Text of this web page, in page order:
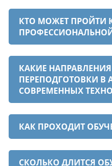
КТО МОЖЕТ ПРОЙТИ
КАКИЕ
ПЕРЕПОДГОТОВКИ В
СОВРЕМЕННЫХ
КАК ПРОХОДИТ
СКОЛЬКО ДЛИТСЯ